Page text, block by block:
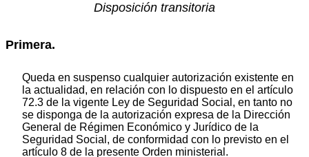
Disposición transitoria
Primera.
Queda en suspenso cualquier autorización existente en
la actualidad, en relación con lo dispuesto en el artículo
72.3 de la vigente Ley de Seguridad Social, en tanto no
se disponga de la autorización expresa de la Dirección
General de Régimen Económico y Jurídico de la
Seguridad Social, de conformidad con lo previsto en el
artículo 8 de la presente Orden ministerial.